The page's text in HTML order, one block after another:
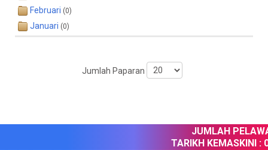
Februari (0)
Januari (0)
Jumlah Paparan
JUMLAH
TARIKH KEMASKINI :